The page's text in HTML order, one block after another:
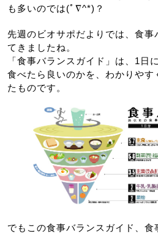
も多いのでは(ﾟ∇^*)？
先週のビオサポだよりでは、食事
てきましたね。
「食事バランスガイド」は、1日
食べたら良いのかを、わかりやす
たものです。
でもこの食事バランスガイド、